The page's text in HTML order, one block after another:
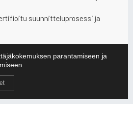
suunnitteluprosessi ja
Harri Mustajärveen, niin
tarpeitanne vastaava työväline.
parantamiseen ja